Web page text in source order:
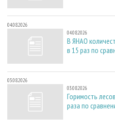
04.08.2026
04.08.2026
В ЯНАО
в 15 раз по
03.08.2026
03.08.2026
Горимость
раза по